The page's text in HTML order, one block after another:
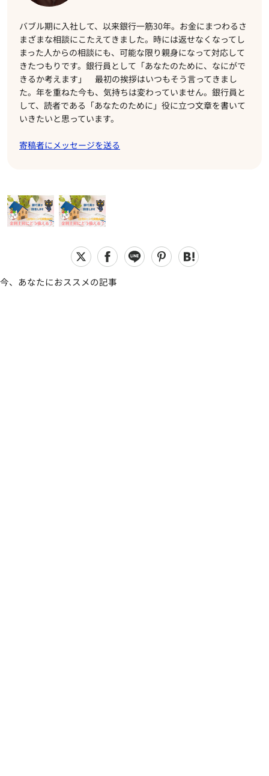
バブル期に入社して、以来銀行一筋30年。お金にまつわるさ
まざまな相談にこたえてきました。時には返せなくなってし
まった人からの相談にも、可能な限り親身になって対応して
きたつもりです。銀行員として「あなたのために、なにがで
きるか考えます」 最初の挨拶はいつもそう言ってきまし
た。年を重ねた今も、気持ちは変わっていません。銀行員と
して、読者である「あなたのために」役に立つ文章を書いて
いきたいと思っています。
寄稿者にメッセージを送る
今、あなたにおススメの記事